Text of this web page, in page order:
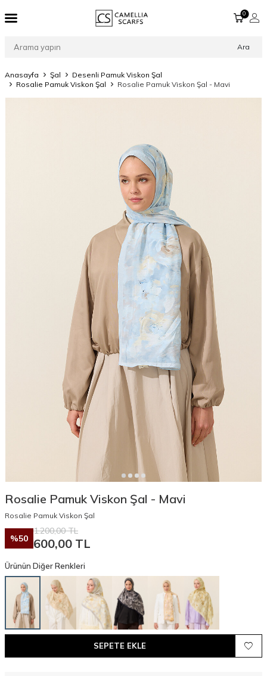
Ara
0
Anasayfa Şal
Desenli Pamuk Viskon Şal
Rosalie Pamuk Viskon Şal
Rosalie Pamuk Viskon Şal - Mavi
Rosalie Pamuk Viskon Şal - Mavi
Rosalie Pamuk Viskon Şal
%50
1.200,00TL
600,00 TL
Ürünün Diğer Renkleri
SEPETE EKLE